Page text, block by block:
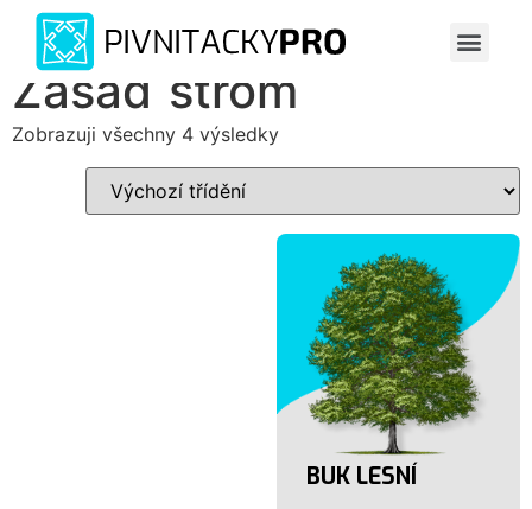
Zasaď strom
Zobrazuji všechny 4 výsledky
BUK LESNÍ